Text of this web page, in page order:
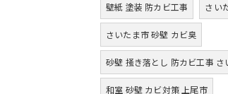
壁紙 塗装 防カビ工事 さい
さいたま市 砂壁 カビ臭
砂壁 掻き落とし 防カビ工事 さ
和室 砂壁 カビ対策 上尾市